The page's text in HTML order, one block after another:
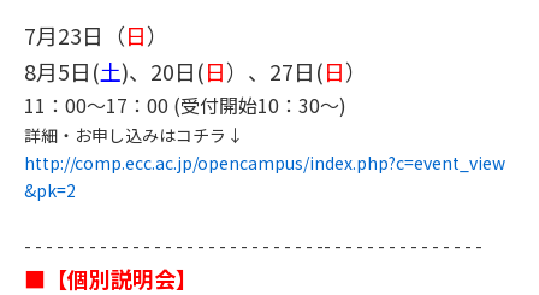
7月23日（日）
8月5日(土)、20日(日）、27日(日）​
11：00～17：00 (受付開始10：30～)
詳細・お申し込みはコチラ↓
http://comp.ecc.ac.jp/opencampus/index.php?c=event_view
&pk=2
- - - - - - - - - - - - - - - - - - - - - - - - - - - -- - - - - - - - - - - - - - - ​
■【個別説明会】